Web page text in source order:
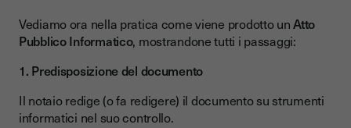
Vediamo ora nella pratica come viene prodotto unAtto
Pubblico Informatico, mostrandone tutti i passaggi:
1. Predisposizione del documento
Il notaio redige (o fa redigere) il documento su strumenti
informatici nel suo controllo.